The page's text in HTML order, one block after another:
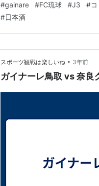
カーが好きなんでしょうね 羨
#gainare #FC琉球 #J3 #
#日本酒
スポーツ観戦は楽しいね • 3年前